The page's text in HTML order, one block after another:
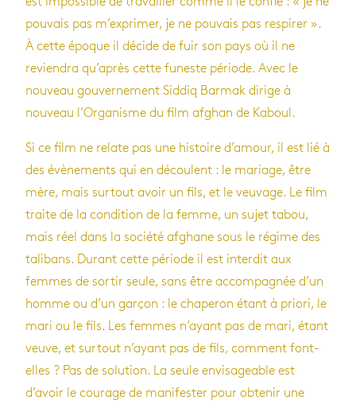
pouvais pas m’exprimer, je ne pouvais pas respirer ».
À cette époque il décide de fuir son pays où il ne
reviendra qu’après cette funeste période. Avec le
nouveau gouvernement Siddiq Barmak dirige à
nouveau l’Organisme du film afghan de Kaboul.
Si ce film ne relate pas une histoire d’amour, il est lié à
des évènements qui en découlent : le mariage, être
mère, mais surtout avoir un fils, et le veuvage. Le film
traite de la condition de la femme, un sujet tabou,
mais réel dans la société afghane sous le régime des
talibans. Durant cette période il est interdit aux
femmes de sortir seule, sans être accompagnée d’un
homme ou d’un garçon : le chaperon étant à priori, le
mari ou le fils. Les femmes n’ayant pas de mari, étant
veuve, et surtout n’ayant pas de fils, comment font-
elles ? Pas de solution. La seule envisageable est
d’avoir le courage de manifester pour obtenir une